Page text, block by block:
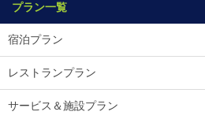
プラン一覧
宿泊プラン
レストランプラン
サービス＆施設プラン